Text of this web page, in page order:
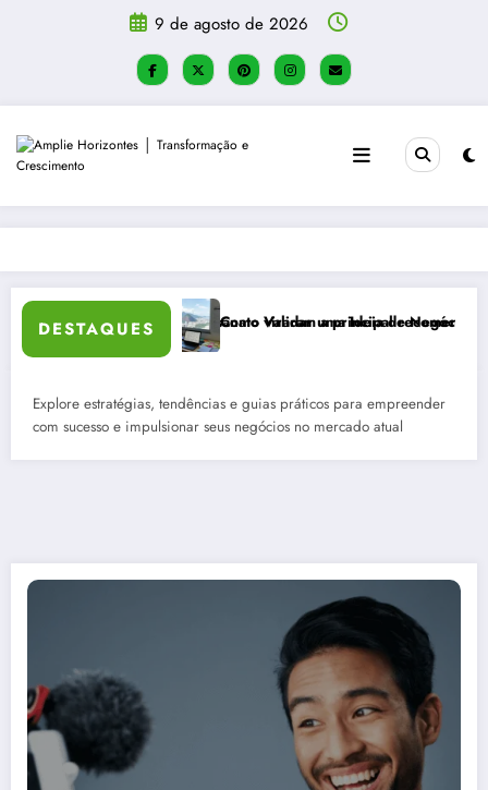
9 de agosto de 2026
DESTAQUES
viraram a principal recomendação contra o estresse
Como Validar uma Ideia de Negócio em 7 Dias Técnicas
Explore estratégias, tendências e guias práticos para empreender
com sucesso e impulsionar seus negócios no mercado atual